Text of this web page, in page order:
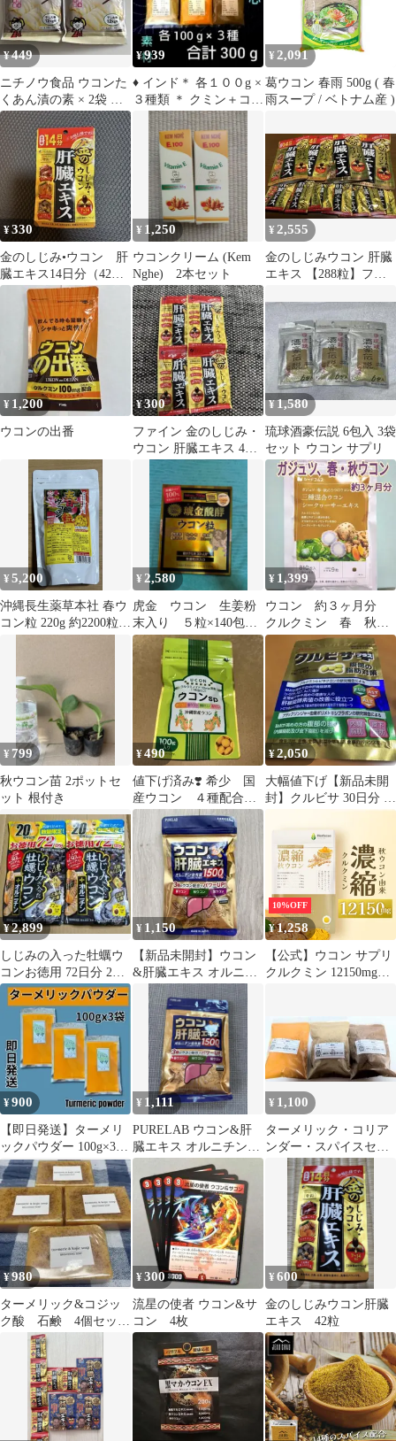
¥449
ニチノウ食品 ウコンた
くあん漬の素 × 2袋 漬
物の素
¥939
♦ インド＊ 各１００g ×
３種類 ＊ クミン＋コリ
アンダー＋ターメリッ
¥ 2,091
葛ウコン 春雨 500g ( 春
雨スープ / ベトナム産 )
¥330
金のしじみ•ウコン 肝
臓エキス14日分（42
粒）
¥ 1,250
ウコンクリーム (Kem
Nghe) 2本セット
¥ 2,555
金のしじみウコン 肝臓
エキス 【288粒】ファ
¥ 1,200
ウコンの出番
¥300
ファイン 金のしじみ・
ウコン 肝臓エキス 4袋
¥1,580
琉球酒豪伝説 6包入 3袋
セット ウコン サプリ
¥5,200
沖縄長生薬草本社 春ウ
コン粒 220g 約2200粒
¥2,580
虎金 ウコン 生姜粉
末入り ５粒×140包
700粒 酒 肝臓 二日
酔い 健康
¥ 1,399
ウコン 約３ヶ月分
クルクミン 春 秋
ガジュツ シードコム
ス 健康食品 サプリ
¥ 799
秋ウコン苗 2ポットセ
ット 根付き
¥490
値下げ済み❣️ 希少 国
産ウコン ４種配合
サプリメント 沖縄県
¥2,050
大幅値下げ【新品未開
封】クルビサ 30日分 90
粒 ハウスウェルネスフ
¥2,899
しじみの入った牡蠣ウ
コンお徳用 72日分 2個
セット☆
¥ 1,150
【新品未開封】ウコン
&肝臓エキス オルニチ
ン含有量1500mg 150粒
30日分
10%OFF
¥1,258
【公式】ウコン サプリ
クルクミン 12150mg配
イド ターメリック
turmeric 国産 送料無料
Herbase（ハーベース）
¥900
【即日発送】ターメリ
ックパウダー 100g×3袋
送料無料
¥ 1,111
PURELAB ウコン&肝
臓エキス オルニチン
1500mg 150粒 30日分
¥ 1,100
ターメリック・コリア
ンダー・スパイスセッ
ト 100g
¥980
ターメリック&コジッ
ク酸 石鹸 4個セッ
ト ネット付き
¥300
流星の使者 ウコン&サ
コン 4枚
¥600
金のしじみウコン肝臓
エキス 42粒